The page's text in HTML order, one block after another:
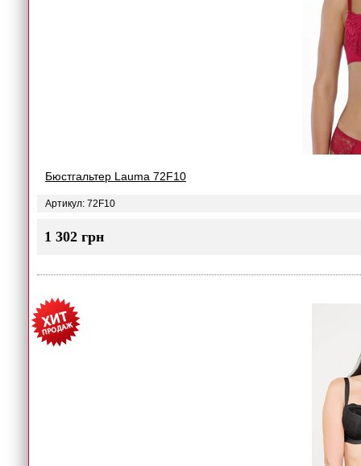
Бюстгальтер Lauma 72F10
Артикул: 72F10
1 302 грн